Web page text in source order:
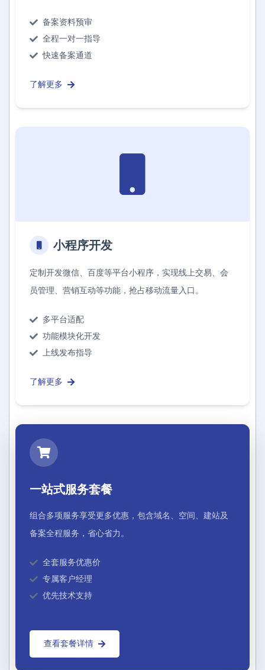
备案资料预审
全程一对一指导
快速备案通道
了解更多
小程序开发
定制开发微信、百度等平台小程序，实现线上交易、会
员管理、营销互动等功能，抢占移动流量入口。
多平台适配
功能模块化开发
上线发布指导
了解更多
一站式服务套餐
组合多项服务享受更多优惠，包含域名、空间、建站及
备案全程服务，省心省力。
全套服务优惠价
专属客户经理
优先技术支持
查看套餐详情